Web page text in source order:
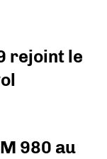
rejoint le
980 au